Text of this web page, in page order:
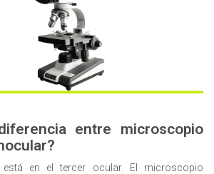
entre microscopio
está en el tercer ocular. El microscopio